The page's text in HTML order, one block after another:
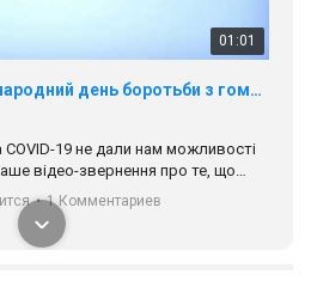
01:01
17 травня IDAHO. Міжнародний день боротьби з гомофобією трансфобією і біфобія.
COVІD-19 не дали нам можливості
відео-звернення про те, що
та не можемо зустрінеться, ми
хто поділяє цінності рівності та
до нас. Регіональні підрозділи
• 1 Комментариев